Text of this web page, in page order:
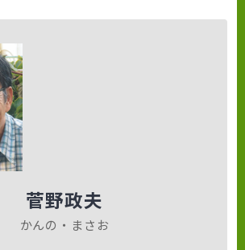
菅野政夫
かんの・まさお